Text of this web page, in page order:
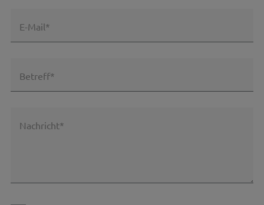
E-Mail*
Betreff*
Nachricht*